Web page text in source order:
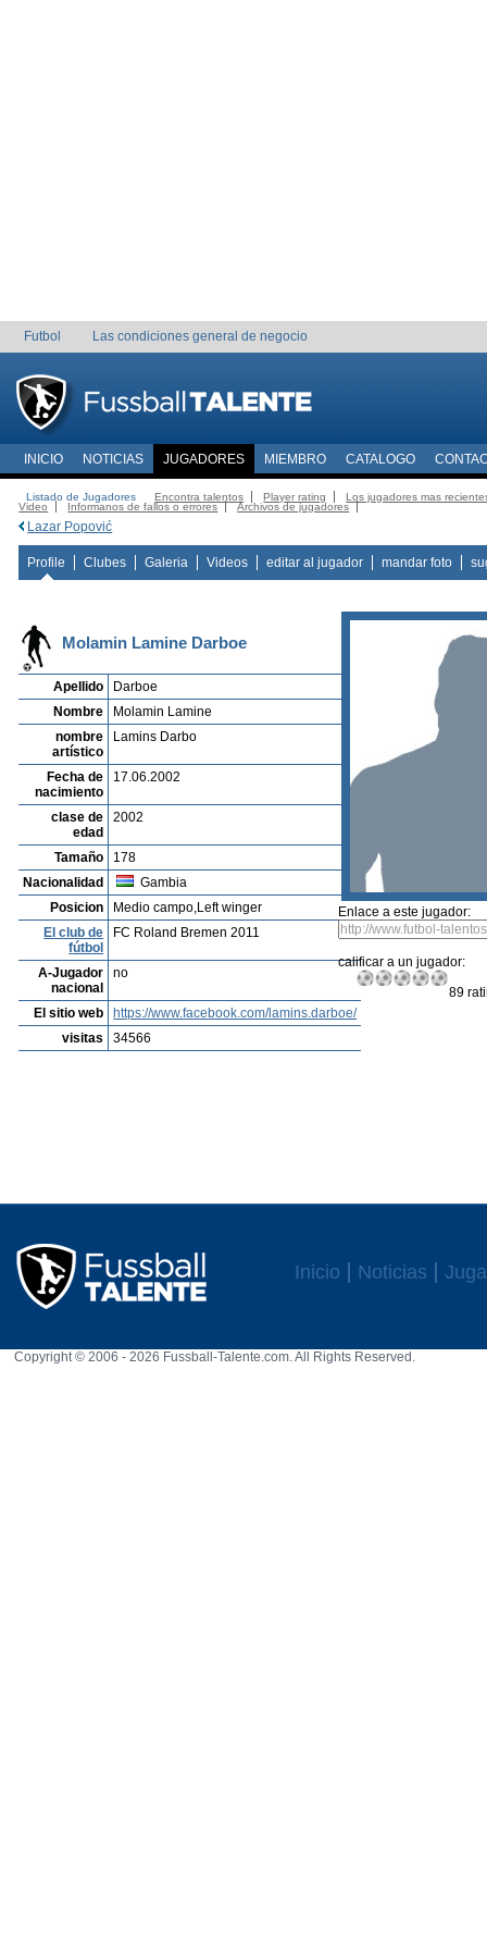
Futbol Las condiciones general de negocio
INICIO NOTICIAS JUGADORES MIEMBRO CATALOGO
Listado de Jugadores Encontra talentos Player rating
Los jugadores mas
Video
Informanos de fallos o errores Archivos de jugadores
Lazar Popović
Profile Clubes Galeria Videos editar al jugador mandar foto
Molamin Lamine Darboe
Apellido
Darboe
Nombre
Molamin Lamine
nombre
artístico
Lamins Darbo
Fecha de
nacimiento
17.06.2002
clase de
edad
2002
Tamaño
178
Nacionalidad
Gambia
Posicion
Medio campo,Left winger
El club de
fútbol
FC Roland Bremen 2011
A-Jugador
nacional
no
El sitio web
https://www.facebook.com/lamins.darboe/
visitas
34566
Enlace a este jugador:
calificar a un jugador:
89
Inicio Noticias
Copyright © 2006 - 2026 Fussball-Talente.com. All Rights Reserved.